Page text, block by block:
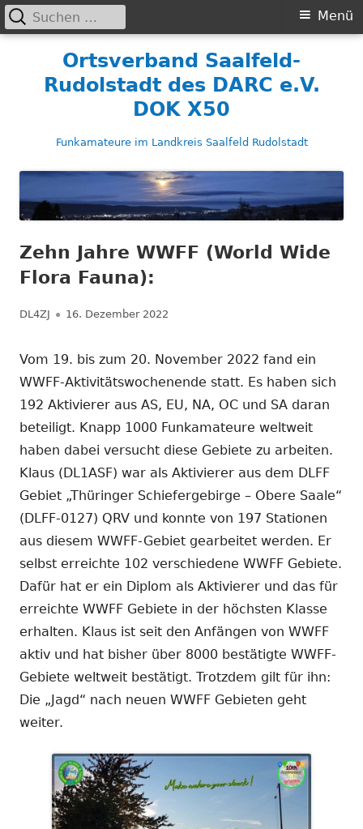
Ortsverband Saalfeld-
Rudolstadt des DARC e.V.
DOK X50
Funkamateure im Landkreis Saalfeld Rudolstadt
Primäres
Menü
Suchen
nach:
Zehn Jahre WWFF (World Wide
Flora Fauna):
Autor
DL4ZJ Veröffentlicht
16. Dezember 2022
Vom 19. bis zum 20. November 2022 fand ein
WWFF-Aktivitätswochenende statt. Es haben sich
192 Aktivierer aus AS, EU, NA, OC und SA daran
beteiligt. Knapp 1000 Funkamateure weltweit
haben dabei versucht diese Gebiete zu arbeiten.
Klaus (DL1ASF) war als Aktivierer aus dem DLFF
Gebiet „Thüringer Schiefergebirge – Obere Saale“
(DLFF-0127) QRV und konnte von 197 Stationen
aus diesem WWFF-Gebiet gearbeitet werden. Er
selbst erreichte 102 verschiedene WWFF Gebiete.
Dafür hat er ein Diplom als Aktivierer und das für
erreichte WWFF Gebiete in der höchsten Klasse
erhalten. Klaus ist seit den Anfängen von WWFF
aktiv und hat bisher über 8000 bestätigte WWFF-
Gebiete weltweit bestätigt. Trotzdem gilt für ihn:
Die „Jagd“ nach neuen WWFF Gebieten geht
weiter.